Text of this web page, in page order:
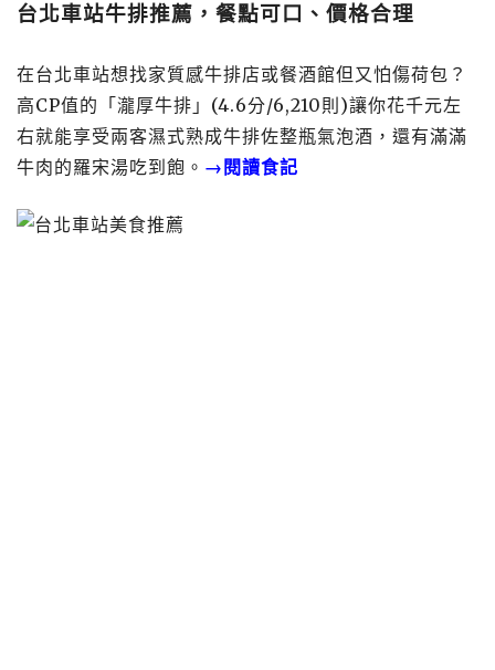
台北車站牛排推薦，餐點可口、價格合理
在台北車站想找家質感牛排店或餐酒館但又怕傷荷包？
高CP值的「瀧厚牛排」(4.6分/6,210則)讓你花千元左
右就能享受兩客濕式熟成牛排佐整瓶氣泡酒，還有滿滿
牛肉的羅宋湯吃到飽。 →閱讀食記